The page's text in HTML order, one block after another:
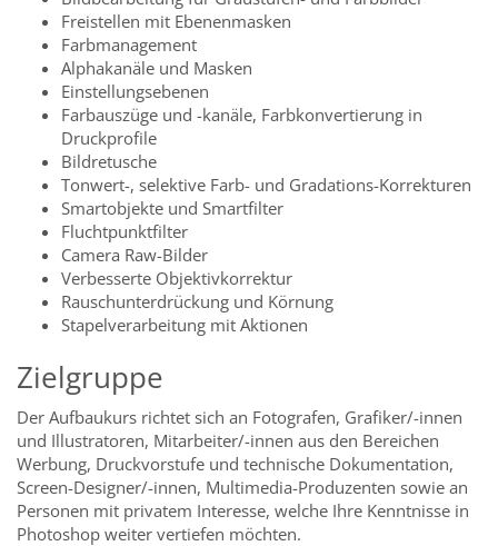
Freistellen mit Ebenenmasken
Farbmanagement
Alphakanäle und ­Masken
Einstellungsebenen
Farbauszüge und -kanäle, Farbkonvertierung in
Druckprofile
­Bildretusche
Tonwert-, selektive Farb- und Gradations-­Korrekturen
Smartobjekte und Smartfilter
Fluchtpunktfilter
Camera Raw-Bilder
Verbesserte Objektivkorrektur
Rauschunterdrückung und ­Körnung
Stapelverarbeitung mit Aktionen
Zielgruppe
Der Aufbaukurs richtet sich an Fotografen, Grafiker/-innen
und Illustratoren, Mitarbeiter/-innen aus den Bereichen
Werbung, Druckvorstufe und technische Dokumentation,
Screen-Designer/-innen, Multimedia-Produzenten sowie an
Personen mit privatem Interesse, welche Ihre Kenntnisse in
Photoshop weiter vertiefen möchten.